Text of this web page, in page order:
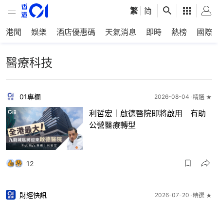
繁 简
港聞 娛樂 酒店優惠碼 天氣消息 即時 熱榜 國際
醫療科技
01專欄 2026-08-04 精選 ★
利哲宏｜啟德醫院即將啟用 有助
公營醫療轉型
12
財經快訊 2026-07-20 精選 ★